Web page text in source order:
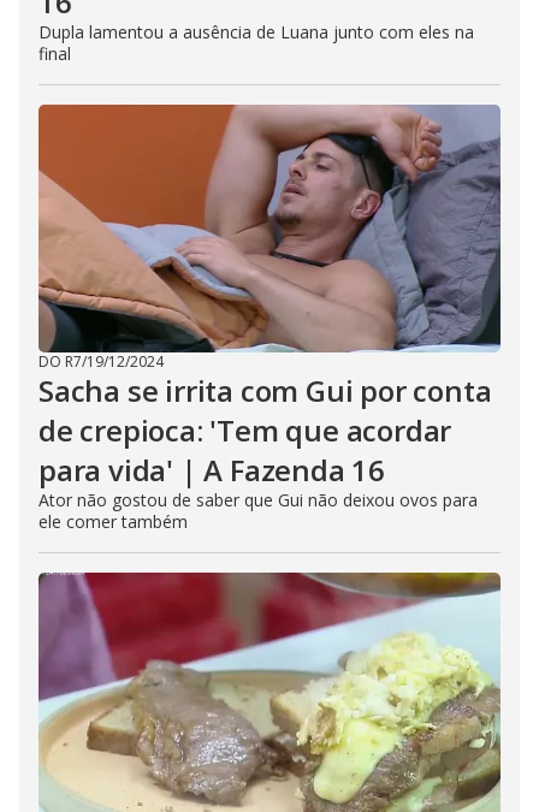
Dupla lamentou a ausência de Luana junto com eles na
final
DO R7/19/12/2024
Sacha se irrita com Gui por conta
de crepioca: 'Tem que acordar
para vida' | A Fazenda 16
Ator não gostou de saber que Gui não deixou ovos para
ele comer também